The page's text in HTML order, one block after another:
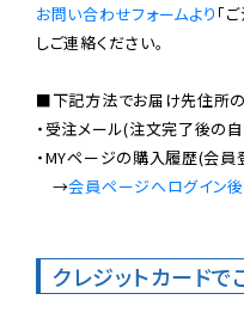
お問い合わせフォームより 「
しご連絡ください。
■下記方法でお届け先住所の
・受注メール(注文完了後の
・MYページの購入履歴(会
→会員ページへログイン後
クレジットカード